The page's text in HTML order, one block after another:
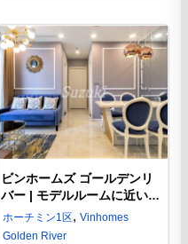
ビンホームズ ゴールデンリ
バー | モデルルームに近い家
具、家電が揃うお部屋、
2LDK-S1021490
ホーチミン1区, Vinhomes
Golden River